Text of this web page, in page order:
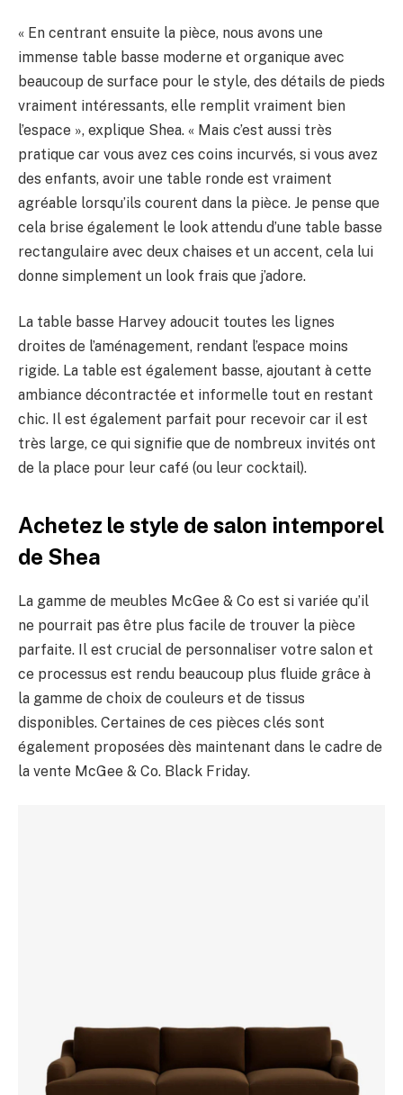
« En centrant ensuite la pièce, nous avons une
immense table basse moderne et organique avec
beaucoup de surface pour le style, des détails de pieds
vraiment intéressants, elle remplit vraiment bien
l’espace », explique Shea. « Mais c’est aussi très
pratique car vous avez ces coins incurvés, si vous avez
des enfants, avoir une table ronde est vraiment
agréable lorsqu’ils courent dans la pièce. Je pense que
cela brise également le look attendu d’une table basse
rectangulaire avec deux chaises et un accent, cela lui
donne simplement un look frais que j’adore.
La table basse Harvey adoucit toutes les lignes
droites de l’aménagement, rendant l’espace moins
rigide. La table est également basse, ajoutant à cette
ambiance décontractée et informelle tout en restant
chic. Il est également parfait pour recevoir car il est
très large, ce qui signifie que de nombreux invités ont
de la place pour leur café (ou leur cocktail).
Achetez le style de salon intemporel
de Shea
La gamme de meubles McGee & Co est si variée qu’il
ne pourrait pas être plus facile de trouver la pièce
parfaite. Il est crucial de personnaliser votre salon et
ce processus est rendu beaucoup plus fluide grâce à
la gamme de choix de couleurs et de tissus
disponibles. Certaines de ces pièces clés sont
également proposées dès maintenant dans le cadre de
la vente McGee & Co. Black Friday.